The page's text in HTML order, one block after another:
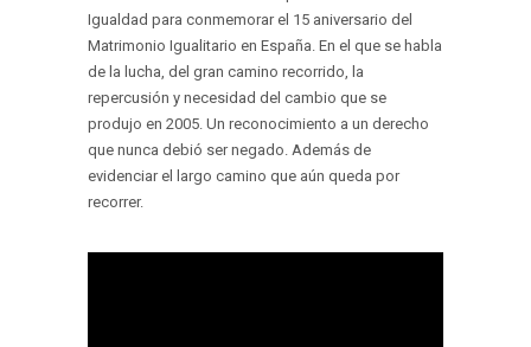
Igualdad para conmemorar el 15 aniversario del
Matrimonio Igualitario en España. En el que se habla
de la lucha, del gran camino recorrido, la
repercusión y necesidad del cambio que se
produjo en 2005. Un reconocimiento a un derecho
que nunca debió ser negado. Además de
evidenciar el largo camino que aún queda por
recorrer.